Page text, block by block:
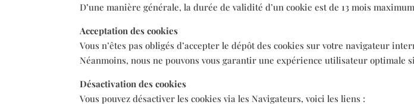
D’une manière générale, la durée de validité d’un cookie est de 13 mois
Acceptation des cookies
Vous n’êtes pas obligés d’accepter le dépôt des cookies sur votre navigateur
Néanmoins, nous ne pouvons vous garantir une expérience utilisateur optimale
Désactivation des cookies
Vous pouvez désactiver les cookies via les Navigateurs, voici les liens :